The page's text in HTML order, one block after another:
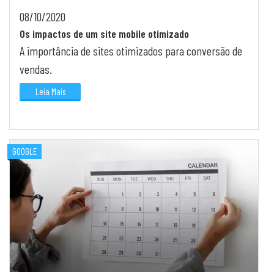
08/10/2020
Os impactos de um site mobile otimizado
A importância de sites otimizados para conversão de
vendas.
Leia Mais
GOOGLE